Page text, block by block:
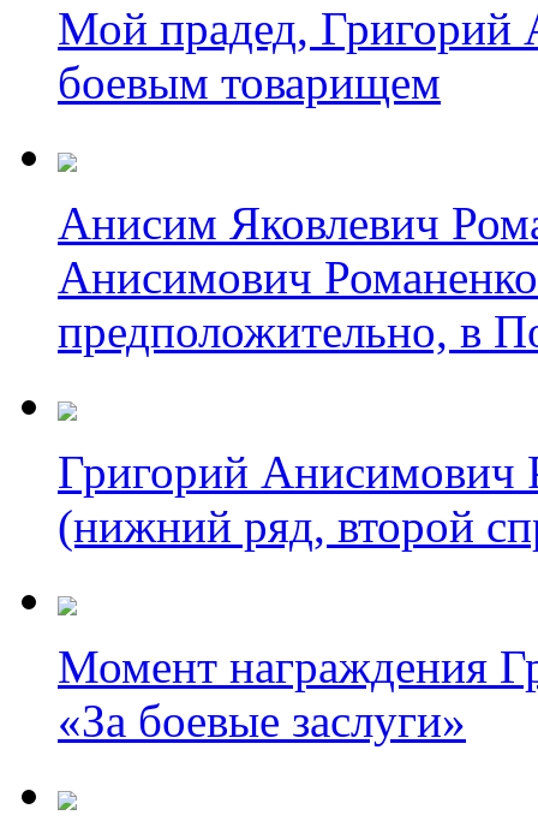
Мой прадед, Григорий
боевым товарищем
Анисим Яковлевич
Анисимович
предположительно, в
Григорий Анисимович
(нижний ряд, второй
Момент награждения
«За боевые заслуги»